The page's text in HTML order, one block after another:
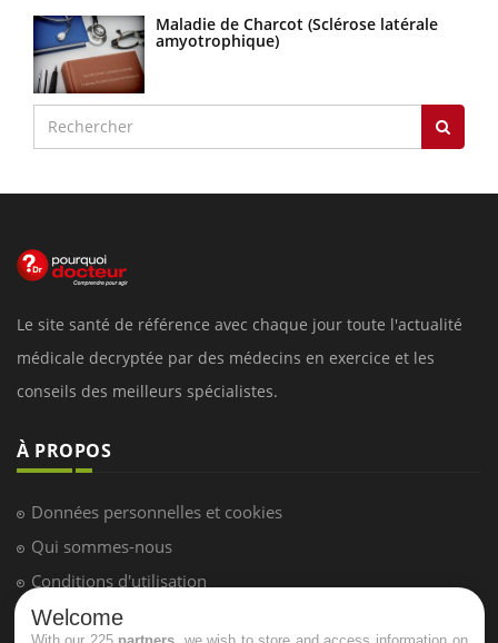
Maladie de Charcot (Sclérose latérale
amyotrophique)
Le site santé de référence avec chaque jour toute l'actualité
médicale decryptée par des médecins en exercice et les
conseils des meilleurs spécialistes.
À PROPOS
Données personnelles et cookies
Qui sommes-nous
Conditions d'utilisation
Plan du site
Welcome
With our 225 partners , we wish to store and access information on